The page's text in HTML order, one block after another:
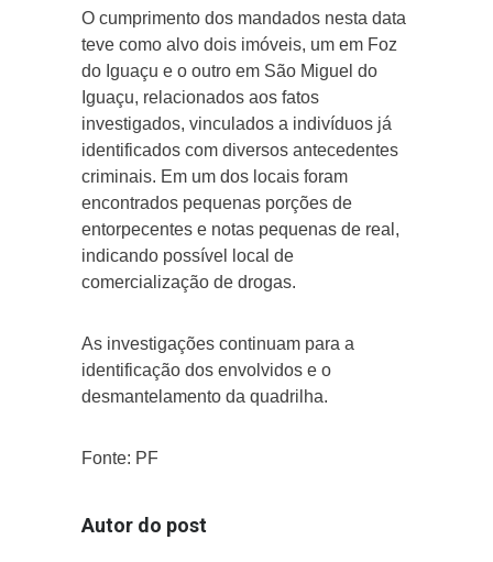
O cumprimento dos mandados nesta data
teve como alvo dois imóveis, um em Foz
do Iguaçu e o outro em São Miguel do
Iguaçu, relacionados aos fatos
investigados, vinculados a indivíduos já
identificados com diversos antecedentes
criminais. Em um dos locais foram
encontrados pequenas porções de
entorpecentes e notas pequenas de real,
indicando possível local de
comercialização de drogas.
As investigações continuam para a
identificação dos envolvidos e o
desmantelamento da quadrilha.
Fonte: PF
Autor do post